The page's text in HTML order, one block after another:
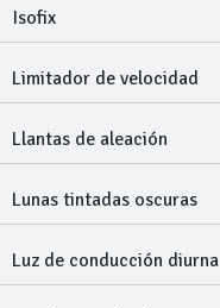
Isofix
Limitador de velocidad
Llantas de aleación
Lunas tintadas oscuras
Luz de conducción diurna